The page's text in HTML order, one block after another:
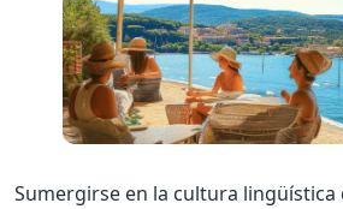
Sumergirse en la cultura lingüística